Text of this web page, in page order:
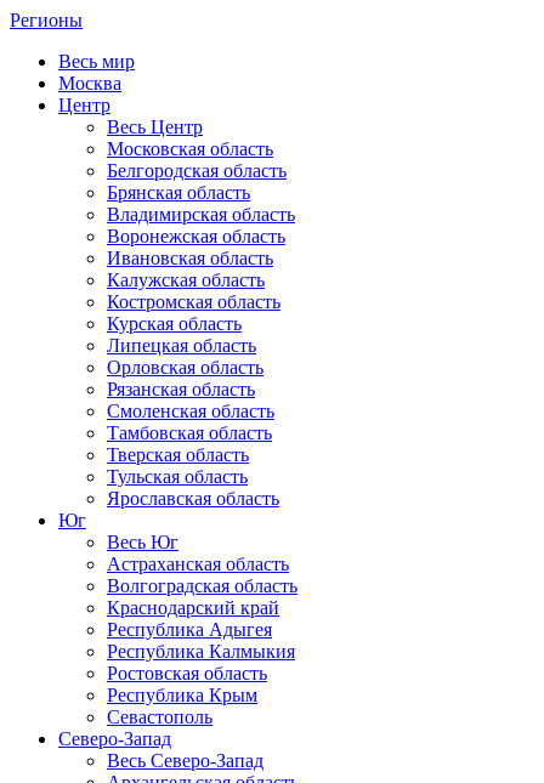
Регионы
Весь мир
Москва
Центр
Весь Центр
Московская область
Белгородская область
Брянская область
Владимирская область
Воронежская область
Ивановская область
Калужская область
Костромская область
Курская область
Липецкая область
Орловская область
Рязанская область
Смоленская область
Тамбовская область
Тверская область
Тульская область
Ярославская область
Юг
Весь Юг
Астраханская область
Волгоградская область
Краснодарский край
Республика Адыгея
Республика Калмыкия
Ростовская область
Республика Крым
Севастополь
Северо-Запад
Весь Северо-Запад